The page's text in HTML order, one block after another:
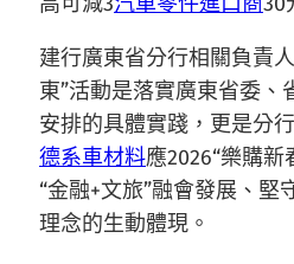
建行廣東省分行相關負責
東”活動是落實廣東省委、
安排的具體實踐，更是分
德系車材料應2026“樂購新
“金融+文旅”融會發展、堅
理念的生動體現。